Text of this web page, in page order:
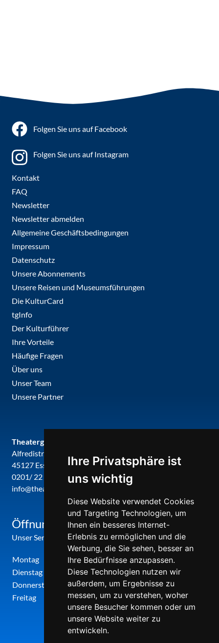
Ihre Privatsphäre ist
uns wichtig
Diese Website verwendet Cookies
und Targeting Technologien, um
Ihnen ein besseres Internet-
Erlebnis zu ermöglichen und die
Werbung, die Sie sehen, besser an
Ihre Bedürfnisse anzupassen.
Diese Technologien nutzen wir
außerdem, um Ergebnisse zu
messen, um zu verstehen, woher
unsere Besucher kommen oder um
unsere Website weiter zu
entwickeln.
Folgen Sie uns auf Facebook
Folgen Sie uns auf Instagram
Kontakt
FAQ
Newsletter
Newsletter abmelden
Allgemeine Geschäftsbedingungen
Impressum
Datenschutz
Unsere Abonnements
Unsere Reisen und Museumsführungen
Die KulturCard
tgInfo
Der Kulturführer
Ihre Vorteile
Häufige Fragen
Über uns
Unser Team
Unsere Partner
Theatergemeinde metropole ruhr
Alfredistr. 32
45127 Essen
0201/ 22 22 29
info@theatergemeinde-metropole-ruhr.de
Öffnungszeiten
Unser Service-Center ist zu folgenden Zeiten geöffnet
Montag
12:00 Uhr - 17:00 Uhr
Dienstag
09:00 Uhr - 12:00 Uhr
Donnerstag
09:00 Uhr - 12:00 Uhr
Freitag
09:00 Uhr - 12:00 Uhr